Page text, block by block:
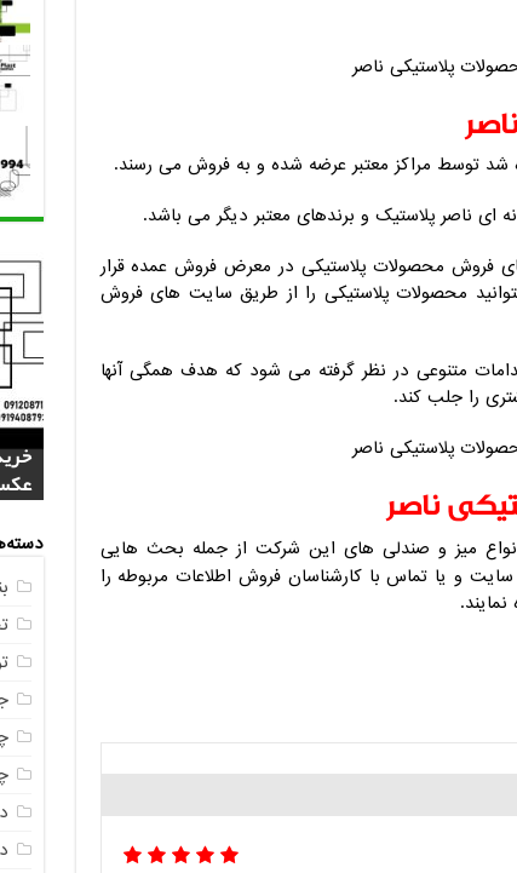
شد توسط مراکز معتبر عرضه شده و به فروش می رسند.
ای ناصر پلاستیک و برندهای معتبر دیگر می باشد.
فروش محصولات پلاستیکی در معرض فروش عمده قرار
محصولات پلاستیکی را از طریق سایت های فروش
متنوعی در نظر گرفته می شود که هدف همگی آنها
را جلب کند.
ناصر
میز و صندلی های این شرکت از جمله بحث هایی
و یا تماس با کارشناسان فروش اطلاعات مربوطه را
+